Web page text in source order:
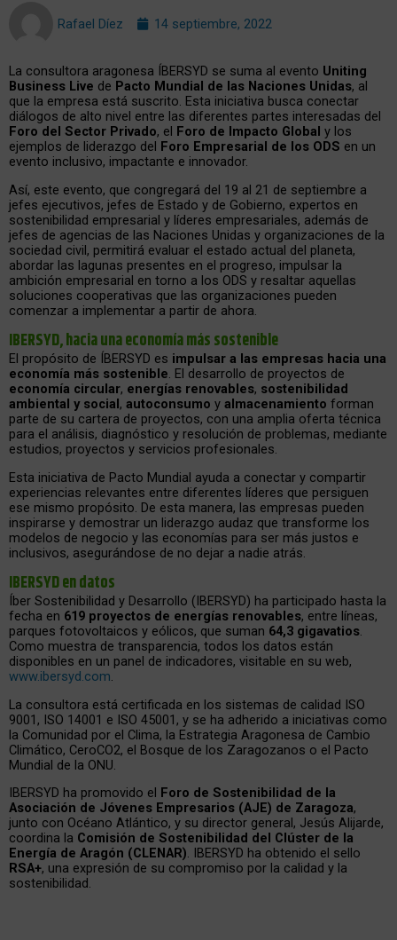
Rafael Díez 14 septiembre, 2022
La consultora aragonesa ÍBERSYD se suma al evento Uniting
Business Live de Pacto Mundial de las Naciones Unidas, al
que la empresa está suscrito. Esta iniciativa busca conectar
diálogos de alto nivel entre las diferentes partes interesadas del
Foro del Sector Privado, el Foro de Impacto Global y los
ejemplos de liderazgo del Foro Empresarial de los ODS en un
evento inclusivo, impactante e innovador.
Así, este evento, que congregará del 19 al 21 de septiembre a
jefes ejecutivos, jefes de Estado y de Gobierno, expertos en
sostenibilidad empresarial y líderes empresariales, además de
jefes de agencias de las Naciones Unidas y organizaciones de la
sociedad civil, permitirá evaluar el estado actual del planeta,
abordar las lagunas presentes en el progreso, impulsar la
ambición empresarial en torno a los ODS y resaltar aquellas
soluciones cooperativas que las organizaciones pueden
comenzar a implementar a partir de ahora.
IBERSYD, hacia una economía más sostenible
El propósito de ÍBERSYD es impulsar a las empresas hacia una
economía más sostenible. El desarrollo de proyectos de
economía circular, energías renovables, sostenibilidad
ambiental y social, autoconsumo y almacenamiento forman
parte de su cartera de proyectos, con una amplia oferta técnica
para el análisis, diagnóstico y resolución de problemas, mediante
estudios, proyectos y servicios profesionales.
Esta iniciativa de Pacto Mundial ayuda a conectar y compartir
experiencias relevantes entre diferentes líderes que persiguen
ese mismo propósito. De esta manera, las empresas pueden
inspirarse y demostrar un liderazgo audaz que transforme los
modelos de negocio y las economías para ser más justos e
inclusivos, asegurándose de no dejar a nadie atrás.
IBERSYD en datos
Íber Sostenibilidad y Desarrollo (IBERSYD) ha participado hasta la
fecha en 619 proyectos de energías renovables, entre líneas,
parques fotovoltaicos y eólicos, que suman 64,3 gigavatios.
Como muestra de transparencia, todos los datos están
disponibles en un panel de indicadores, visitable en su web,
www.ibersyd.com.
La consultora está certificada en los sistemas de calidad ISO
9001, ISO 14001 e ISO 45001, y se ha adherido a iniciativas como
la Comunidad por el Clima, la Estrategia Aragonesa de Cambio
Climático, CeroCO2, el Bosque de los Zaragozanos o el Pacto
Mundial de la ONU.
IBERSYD ha promovido el
Foro de Sostenibilidad de la
Asociación de Jóvenes Empresarios (AJE) de Zaragoza,
junto con Océano Atlántico, y su director general, Jesús Alijarde,
coordina la Comisión de Sostenibilidad del Clúster de la
Energía de Aragón (CLENAR). IBERSYD ha obtenido el sello
RSA+, una expresión de su compromiso por la calidad y la
sostenibilidad.